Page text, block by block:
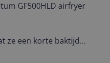
GF500HLD airfryer
ze een korte baktijd
lekker knapperig eruit!